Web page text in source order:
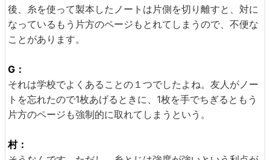
後、糸を使って製本したノートは片側を切り離すと、対に
なっているもう片方のページもとれてしまうので、不便な
ことがあります。
G：
それは学校でよくあることの１つでしたよね。友人がノー
トを忘れたので1枚あげるときに、1枚を手でちぎるともう
片方のページも強制的に取れてしまうという。
村：